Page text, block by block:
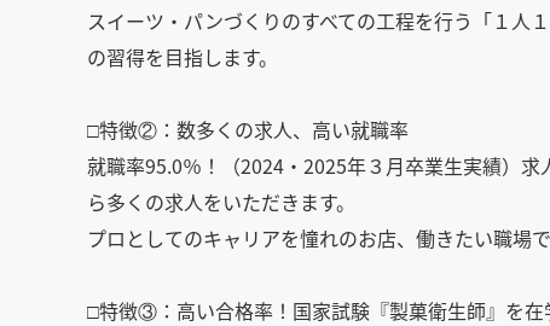
スイーツ・パンづくりのすべての工程を行う「１人
の習得を目指します。
□特徴②：数多くの求人、高い就職率
就職率95.0％！（2024・2025年３月卒業生実績）
ら多くの求人をいただきます。
プロとしてのキャリアを憧れのお店、働きたい職場
□特徴③：高い合格率！国家試験『製菓衛生師』を在